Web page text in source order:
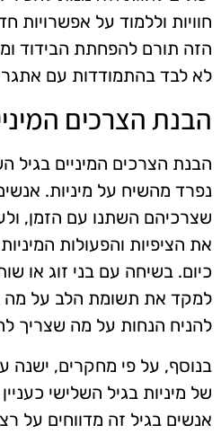
חוויות וללמוד על אפשרויות
הזה תורם להפחתת הבידוד
לא לבד בהתמודדות עם
הבנת הצרכים
הבנת הצרכים המיניים בגיל
נפרד מהשיח על מיניות.
שצרכיהם השתנו עם הזמן,
את הציפיות והפעולות
כיום. בשיחה עם בני זוג או
למקד את תשומת הלב על מה
להניח הנחות על מה שצריך
בנוסף, על פי מחקרים, ישנה
של מיניות בגיל השלישי
אנשים בגיל זה מדווחים על